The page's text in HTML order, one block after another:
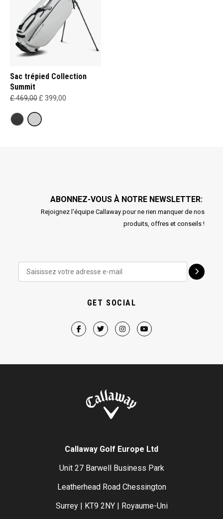
Sac trépied Collection
Summit
£ 469,00 £ 399,00
ABONNEZ-VOUS À NOTRE NEWSLETTER:
Rejoignez l'équipe Callaway pour ne rien manquer de nos
produits, offres et conseils !
GET SOCIAL
Callaway Golf Europe Ltd
Unit 27 Barwell Business Park
Leatherhead Road Chessington
Surrey | KT9 2NY | Royaume-Uni